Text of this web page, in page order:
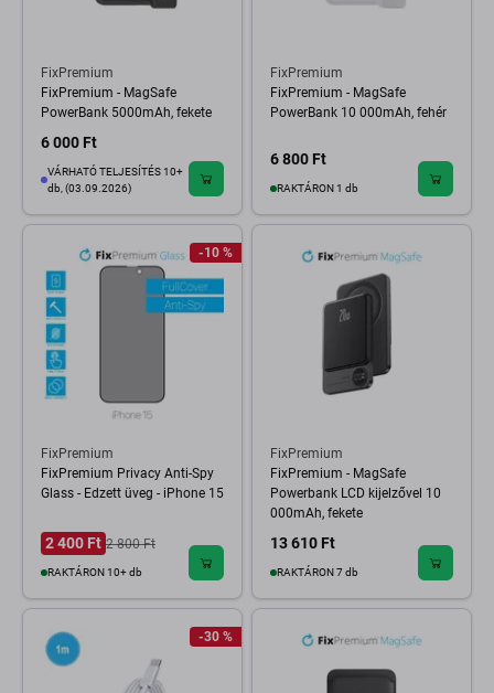
FixPremium
FixPremium - MagSafe
PowerBank 5000mAh, fekete
6 000 Ft
VÁRHATÓ TELJESÍTÉS 10+
db, (03.09.2026)
FixPremium
FixPremium - MagSafe
PowerBank 10 000mAh, fehér
6 800 Ft
RAKTÁRON 1 db
-10 %
FixPremium
FixPremium Privacy Anti-Spy
Glass - Edzett üveg - iPhone 15
2 400 Ft 2 800 Ft
RAKTÁRON 10+ db
FixPremium
FixPremium - MagSafe
Powerbank LCD kijelzővel 10
000mAh, fekete
13 610 Ft
RAKTÁRON 7 db
-30 %